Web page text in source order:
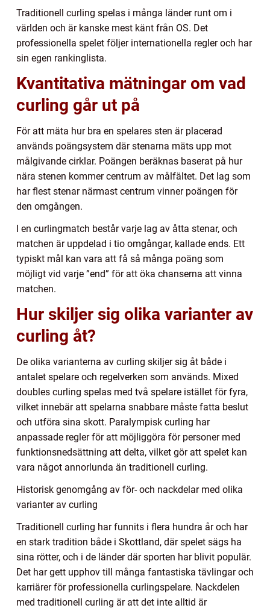
Traditionell curling spelas i många länder runt om i
världen och är kanske mest känt från OS. Det
professionella spelet följer internationella regler och har
sin egen rankinglista.
Kvantitativa mätningar om vad
curling går ut på
För att mäta hur bra en spelares sten är placerad
används poängsystem där stenarna mäts upp mot
målgivande cirklar. Poängen beräknas baserat på hur
nära stenen kommer centrum av målfältet. Det lag som
har flest stenar närmast centrum vinner poängen för
den omgången.
I en curlingmatch består varje lag av åtta stenar, och
matchen är uppdelad i tio omgångar, kallade ends. Ett
typiskt mål kan vara att få så många poäng som
möjligt vid varje ”end” för att öka chanserna att vinna
matchen.
Hur skiljer sig olika varianter av
curling åt?
De olika varianterna av curling skiljer sig åt både i
antalet spelare och regelverken som används. Mixed
doubles curling spelas med två spelare istället för fyra,
vilket innebär att spelarna snabbare måste fatta beslut
och utföra sina skott. Paralympisk curling har
anpassade regler för att möjliggöra för personer med
funktionsnedsättning att delta, vilket gör att spelet kan
vara något annorlunda än traditionell curling.
Historisk genomgång av för- och nackdelar med olika
varianter av curling
Traditionell curling har funnits i flera hundra år och har
en stark tradition både i Skottland, där spelet sägs ha
sina rötter, och i de länder där sporten har blivit populär.
Det har gett upphov till många fantastiska tävlingar och
karriärer för professionella curlingspelare. Nackdelen
med traditionell curling är att det inte alltid är